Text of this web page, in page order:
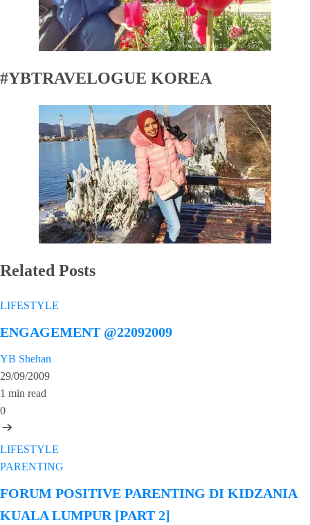
#YBTRAVELOGUE KOREA
Related Posts
LIFESTYLE
ENGAGEMENT @22092009
YB Shehan
29/09/2009
1 min read
0
LIFESTYLE
PARENTING
FORUM POSITIVE PARENTING DI KIDZANIA
KUALA LUMPUR [PART 2]